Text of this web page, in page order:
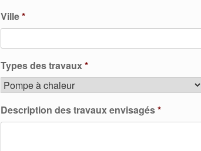
Ville*
Types des travaux*
Description des travaux envisagés*